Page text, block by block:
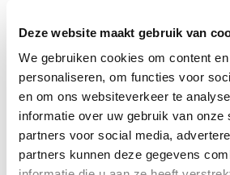
Deze website maakt gebruik van
We gebruiken cookies om content
personaliseren, om functies voor
en om ons websiteverkeer te
informatie over uw gebruik van onze
partners voor social media,
partners kunnen deze gegevens
gerestitueerd.
Tijdens deze termijn zal de
zorgvuldig omgaan met het
product slechts gebruiken voor
om te kunnen beoordelen of hij
te behouden. Indien hij van zijn
gebruik maakt, zal hij het
geleverde toebehoren aan de
retourneren, conform de door